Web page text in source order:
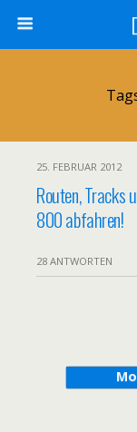
25. FEBRUAR 2012
Routen, Tracks
800 abfahren!
28 ANTWORTEN